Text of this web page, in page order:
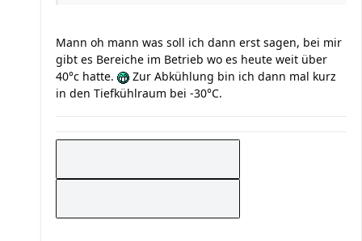
Mann oh mann was soll ich dann erst sagen, bei mir
gibt es Bereiche im Betrieb wo es heute weit über
40°c hatte.
Zur Abkühlung bin ich dann mal kurz
in den Tiefkühlraum bei -30°C.